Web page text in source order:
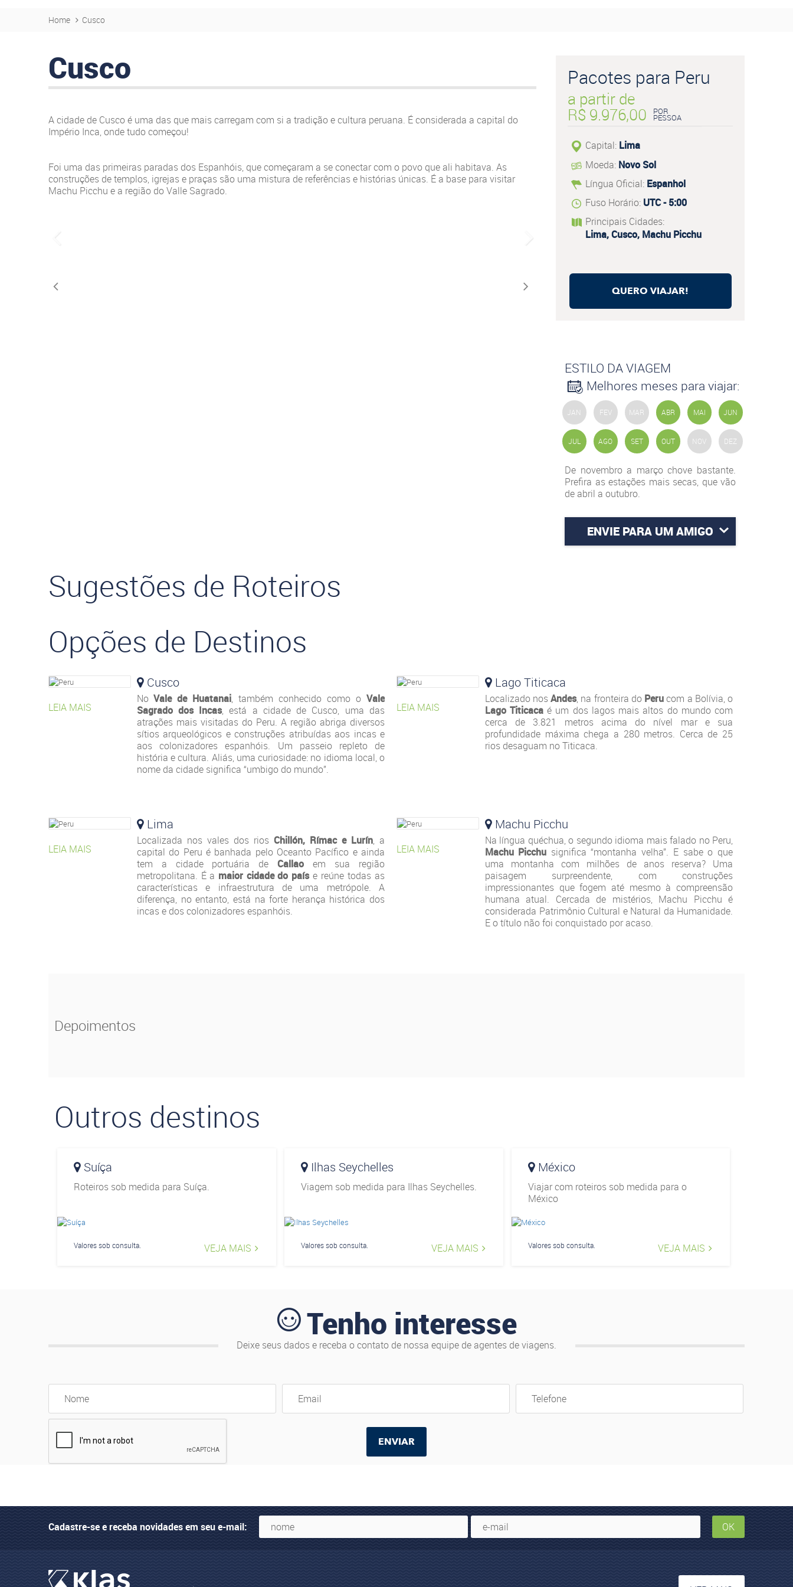
Home Cusco
Cusco
A cidade de Cusco é uma das que mais carregam com si a tradição e cultura peruana. É considerada a capital do
Império Inca, onde tudo começou!
Foi uma das primeiras paradas dos Espanhóis, que começaram a se conectar com o povo que ali habitava. As
construções de templos, igrejas e praças são uma mistura de referências e histórias únicas. É a base para visitar
Machu Picchu e a região do Valle Sagrado.
Pacotes para Peru
a partir de
R$ 9.976,00 POR
PESSOA
Capital: Lima
Moeda: Novo Sol
Língua Oficial: Espanhol
Fuso Horário: UTC - 5:00
Principais Cidades:
Lima, Cusco, Machu Picchu
QUERO VIAJAR!
ESTILO DA VIAGEM
Melhores meses para viajar:
JAN FEV MAR ABR MAI JUN
JUL AGO SET OUT NOV DEZ
De novembro a março chove bastante.
Prefira as estações mais secas, que vão
de abril a outubro.
ENVIE PARA UM AMIGO
Sugestões de Roteiros
Opções de Destinos
Cusco
No Vale de Huatanai, também conhecido como o Vale
Sagrado dos Incas, está a cidade de Cusco, uma das
atrações mais visitadas do Peru. A região abriga diversos
sítios arqueológicos e construções atribuídas aos incas e
aos colonizadores espanhóis. Um passeio repleto de
história e cultura. Aliás, uma curiosidade: no idioma local, o
nome da cidade significa “umbigo do mundo”.
LEIA MAIS
Lago Titicaca
Localizado nosAndes, na fronteira do Perucom a Bolívia, o
Lago Titicaca é um dos lagos mais altos do mundo com
cerca de 3.821 metros acima do nível mar e sua
profundidade máxima chega a 280 metros. Cerca de 25
rios desaguam no Titicaca.
LEIA MAIS
Lima
Localizada nos vales dos rios Chillón, Rímac e Lurín, a
capital do Peru é banhada pelo Oceanto Pacífico e ainda
tem a cidade portuária de Callao em sua região
metropolitana. É a maior cidade do paíse reúne todas as
características e infraestrutura de uma metrópole. A
diferença, no entanto, está na forte herança histórica dos
incas e dos colonizadores espanhóis.
LEIA MAIS
Machu Picchu
Na língua quéchua, o segundo idioma mais falado no Peru,
Machu Picchu significa “montanha velha”. E sabe o que
uma montanha com milhões de anos reserva? Uma
paisagem surpreendente, com construções
impressionantes que fogem até mesmo à compreensão
humana atual. Cercada de mistérios, Machu Picchu é
considerada Patrimônio Cultural e Natural da Humanidade.
E o título não foi conquistado por acaso.
LEIA MAIS
Depoimentos
Outros destinos
Suíça
Roteiros sob medida para Suíça.
Valores sob consulta. VEJA MAIS
Ilhas Seychelles
Viagem sob medida para Ilhas Seychelles.
Valores sob consulta. VEJA MAIS
México
Viajar com roteiros sob medida para o
México
Valores sob consulta. VEJA MAIS
Tenho interesse
Deixe seus dados e receba o contato de nossa equipe de agentes de viagens.
ENVIAR
Cadastre-se e receba novidades em seu e-mail: OK